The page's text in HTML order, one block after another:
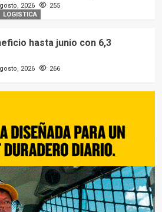
2026
255
LOGISTICA
hasta junio con 6,3
2026 266